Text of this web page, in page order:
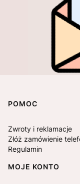
Linki w stopce
POMOC
Zwroty i reklamacje
Złóż zamówienie
Regulamin
MOJE KONTO